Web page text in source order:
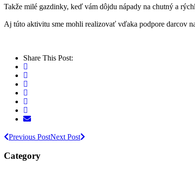
Takže milé gazdinky, keď vám dôjdu nápady na chutný a
Aj túto aktivitu sme mohli realizovať vďaka podpore darcov
Share This Post:
Previous PostNext Post
Category